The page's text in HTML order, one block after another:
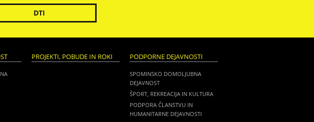
DTI
PROJEKTI, POBUDE IN ROKI PODPORNE DEJAVNOSTI
SPOMINSKO DOMOLJUBNA
DEJAVNOST
ŠPORT, REKREACIJA IN KULTURA
PODPORA ČLANSTVU IN
HUMANITARNE DEJAVNOSTI